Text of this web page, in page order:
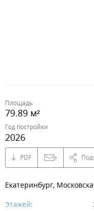
Площадь
79.89 м²
Год постройки
2026
PDF
Екатеринбург,
Этажей: